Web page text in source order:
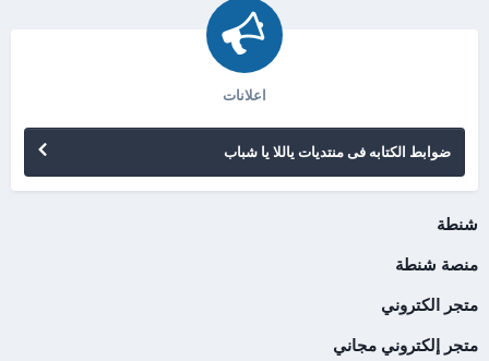
اعلانات
ضوابط الكتابه فى منتديات ياللا يا شباب
شنطة
منصة شنطة
متجر الكتروني
متجر إلكتروني مجاني